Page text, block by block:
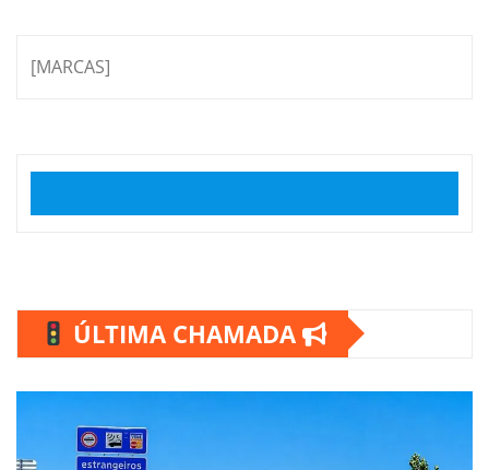
[MARCAS]
ÚLTIMA CHAMADA